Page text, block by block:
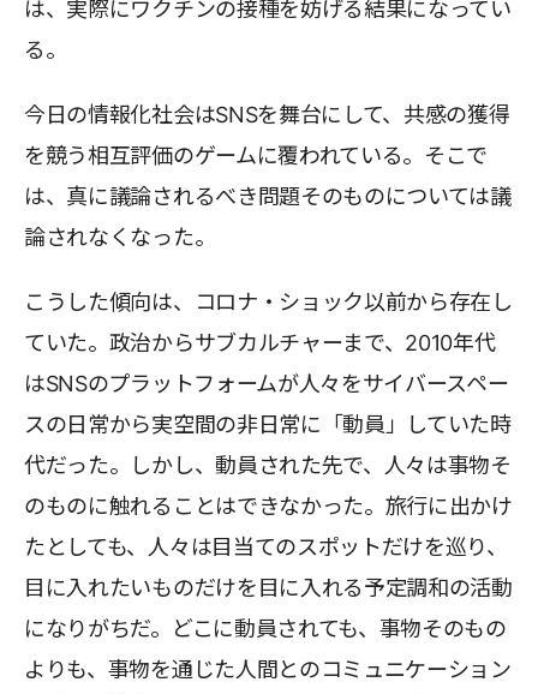
は、実際にワクチンの接種を妨げる結果になってい
る。
今日の情報化社会はSNSを舞台にして、共感の獲得
を競う相互評価のゲームに覆われている。そこで
は、真に議論されるべき問題そのものについては議
論されなくなった。
こうした傾向は、コロナ・ショック以前から存在し
ていた。政治からサブカルチャーまで、2010年代
はSNSのプラットフォームが人々をサイバースペー
スの日常から実空間の非日常に「動員」していた時
代だった。しかし、動員された先で、人々は事物そ
のものに触れることはできなかった。旅行に出かけ
たとしても、人々は目当てのスポットだけを巡り、
目に入れたいものだけを目に入れる予定調和の活動
になりがちだ。どこに動員されても、事物そのもの
よりも、事物を通じた人間とのコミュニケーション